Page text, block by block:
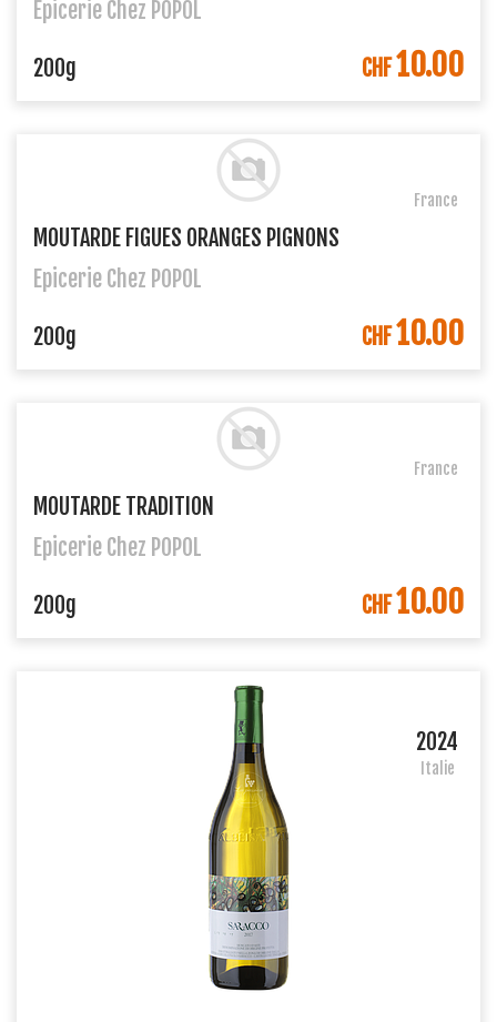
Epicerie Chez POPOL
DANS LE PANIER
200g CHF10.00
France
MOUTARDE FIGUES ORANGES PIGNONS
Epicerie Chez POPOL
DANS LE PANIER
200g CHF10.00
France
MOUTARDE TRADITION
Epicerie Chez POPOL
DANS LE PANIER
200g CHF10.00
2024
Italie